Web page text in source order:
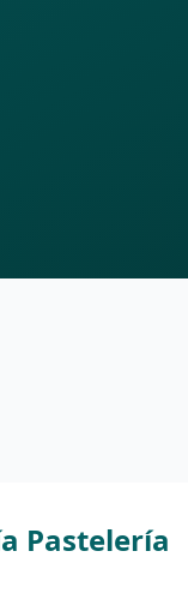
Pastelería